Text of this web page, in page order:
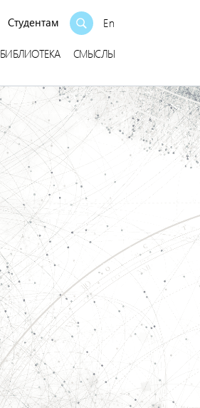
Студентам En
БИБЛИОТЕКА СМЫСЛЫ